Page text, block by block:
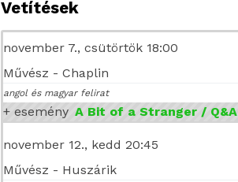
Vetítések
november 7., csütörtök 18:00
Művész - Chaplin
angol és magyar felirat
+ esemény A Bit of a Stranger / Q&A
november 12., kedd 20:45
Művész - Huszárik